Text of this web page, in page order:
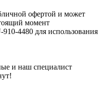
офертой и может
момент
4480 для использования
и наш специалист